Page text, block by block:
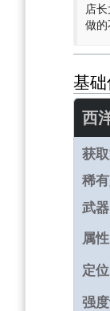
店
做
基
西
获取
稀有
武器
属性
定位
强度